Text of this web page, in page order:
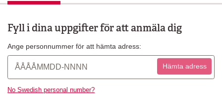
Fyll i dina uppgifter för att anmäla dig
Ange personnummer för att hämta adress:
Hämta adress
No Swedish personal number?